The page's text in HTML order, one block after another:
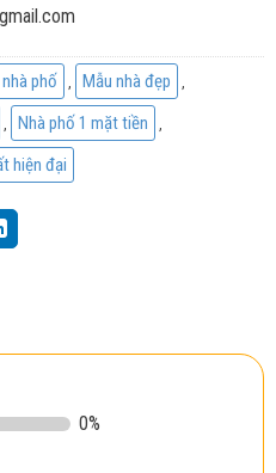
phố Mẫu nhà đẹp
Nhà phố 1 mặt tiền
hiện đại
0%